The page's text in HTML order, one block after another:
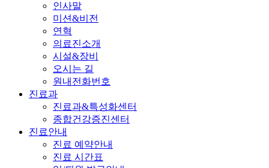
인사말
미션&비전
연혁
의료진소개
시설&장비
오시는 길
원내전화번호
진료과
진료과&특성화센터
종합건강증진센터
진료안내
진료 예약안내
진료 시간표